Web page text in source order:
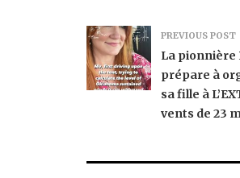
PREVIOUS POST
La pionnière
prépare à
sa fille à
vents de 23